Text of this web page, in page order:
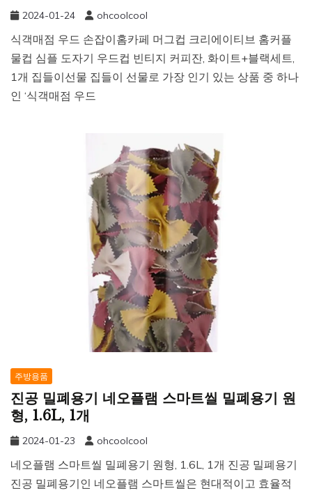
2024-01-24 ohcoolcool
식객매점 우드 손잡이홈카페 머그컵 크리에이티브 홈커플
물컵 심플 도자기 우드컵 빈티지 커피잔, 화이트+블랙세트,
1개 집들이선물 집들이 선물로 가장 인기 있는 상품 중 하나
인 ‘식객매점 우드
주방용품
진공 밀폐용기 네오플램 스마트씰 밀폐용기 원
형, 1.6L, 1개
2024-01-23 ohcoolcool
네오플램 스마트씰 밀폐용기 원형, 1.6L, 1개 진공 밀폐용기
진공 밀폐용기인 네오플램 스마트씰은 현대적이고 효율적